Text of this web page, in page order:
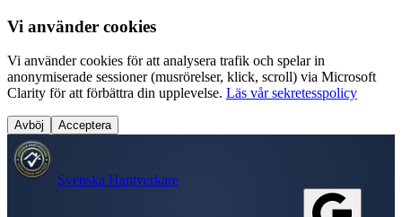
Vi använder cookies
Vi använder cookies för att analysera trafik och spelar in
anonymiserade sessioner (musrörelser, klick, scroll) via Microsoft
Clarity för att förbättra din upplevelse. Läs vår sekretesspolicy
Avböj Acceptera
Svenska Hantverkare